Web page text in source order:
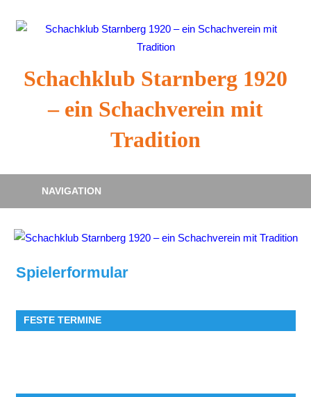
Inhalt
Schachklub Starnberg 1920
– ein Schachverein mit
Tradition
NAVIGATION
Spielerformular
FESTE TERMINE